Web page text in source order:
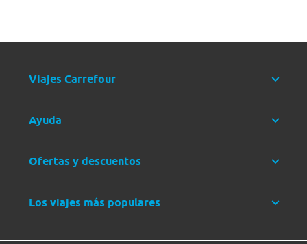
Viajes Carrefour
Ayuda
Ofertas y descuentos
Los viajes más populares